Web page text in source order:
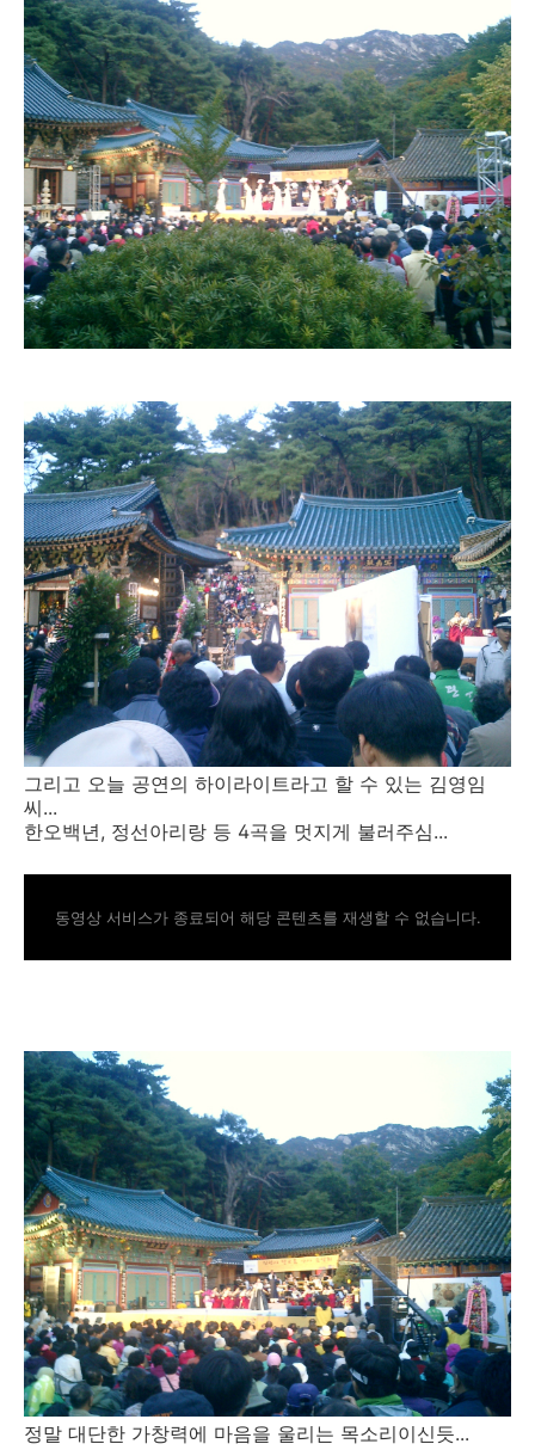
그리고 오늘 공연의 하이라이트라고 할 수 있는 김영임
씨...
한오백년, 정선아리랑 등 4곡을 멋지게 불러주심...
동영상 서비스가 종료되어 해당 콘텐츠를 재생할 수 없습니다.
정말 대단한 가창력에 마음을 울리는 목소리이신듯...